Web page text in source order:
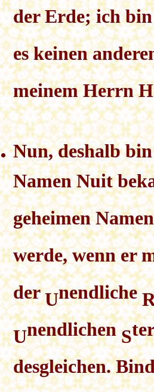
der Erde; ich
es keinen
meinem Herrn
Nun, deshalb
Namen Nuit
geheimen
werde, wenn er
derUnendliche
UnendlichenS
desgleichen.